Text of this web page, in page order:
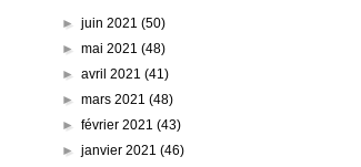
►juin 2021(50)
►mai 2021(48)
►avril 2021(41)
►mars 2021(48)
►février 2021(43)
►janvier 2021(46)